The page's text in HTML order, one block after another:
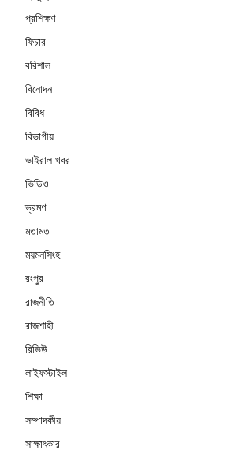
প্রশিক্ষণ
ফিচার
বরিশাল
বিনোদন
বিবিধ
বিভাগীয়
ভাইরাল খবর
ভিডিও
ভ্রমণ
মতামত
ময়মনসিংহ
রংপুর
রাজনীতি
রাজশাহী
রিভিউ
লাইফস্টাইল
শিক্ষা
সম্পাদকীয়
সাক্ষাৎকার